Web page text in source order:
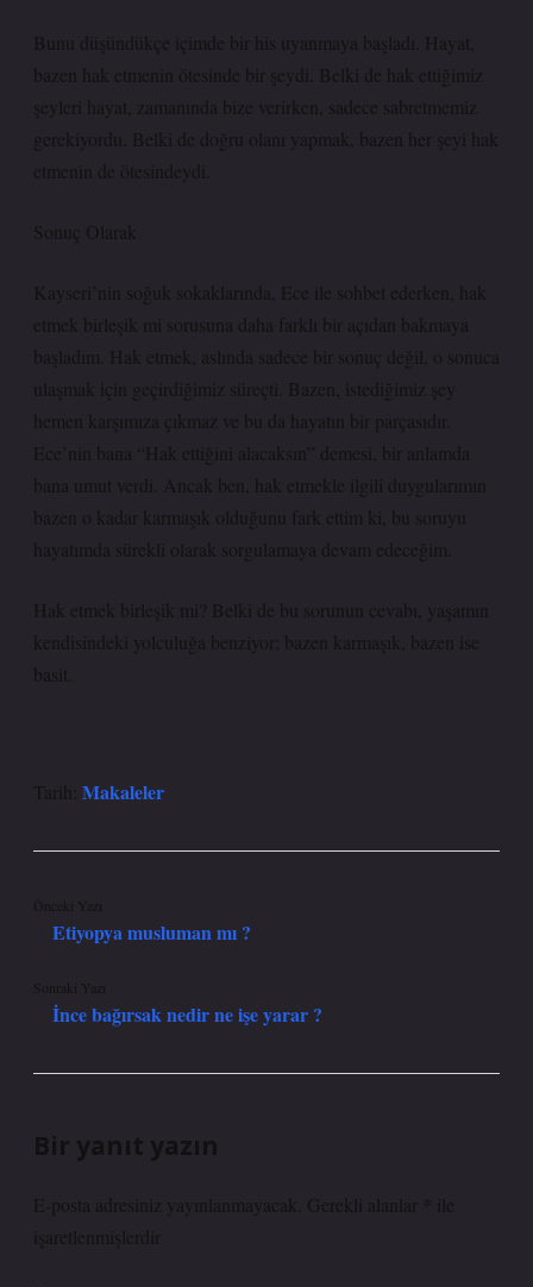
Bunu düşündükçe içimde bir his uyanmaya başladı. Hayat,
bazen hak etmenin ötesinde bir şeydi. Belki de hak ettiğimiz
şeyleri hayat, zamanında bize verirken, sadece sabretmemiz
gerekiyordu. Belki de doğru olanı yapmak, bazen her şeyi hak
etmenin de ötesindeydi.
Sonuç Olarak
Kayseri’nin soğuk sokaklarında, Ece ile sohbet ederken, hak
etmek birleşik mi sorusuna daha farklı bir açıdan bakmaya
başladım. Hak etmek, aslında sadece bir sonuç değil, o sonuca
ulaşmak için geçirdiğimiz süreçti. Bazen, istediğimiz şey
hemen karşımıza çıkmaz ve bu da hayatın bir parçasıdır.
Ece’nin bana “Hak ettiğini alacaksın” demesi, bir anlamda
bana umut verdi. Ancak ben, hak etmekle ilgili duygularımın
bazen o kadar karmaşık olduğunu fark ettim ki, bu soruyu
hayatımda sürekli olarak sorgulamaya devam edeceğim.
Hak etmek birleşik mi? Belki de bu sorunun cevabı, yaşamın
kendisindeki yolculuğa benziyor; bazen karmaşık, bazen ise
basit.
Tarih: Makaleler
Önceki Yazı
Etiyopya musluman mı ?
Sonraki Yazı
İnce bağırsak nedir ne işe yarar ?
Bir yanıt yazın
E-posta adresiniz yayınlanmayacak. Gerekli alanlar
ile
işaretlenmişlerdir